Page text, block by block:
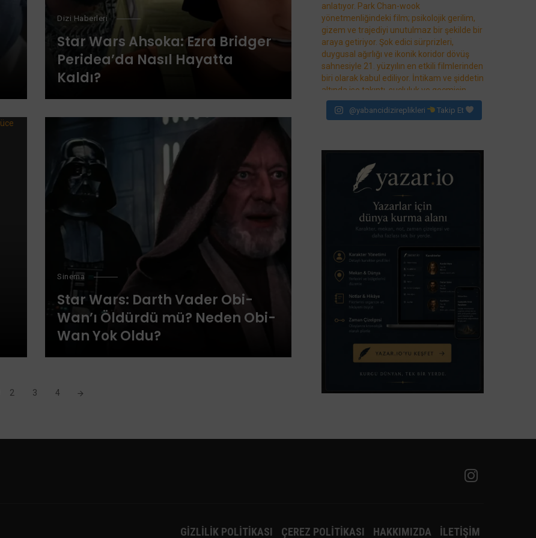
Dizi Haberleri
Star Wars Ahsoka: Ezra Bridger
Peridea’da Nasıl Hayatta
Kaldı?
Sinema
Star Wars: Darth Vader Obi-
Wan’ı Öldürdü mü? Neden Obi-
Wan Yok Oldu?
2 3 4
@yabancidizireplikleri Takip Et
GIZLILIK POLITIKASI ÇEREZ POLITIKASI HAKKIMIZDA İLETIŞIM